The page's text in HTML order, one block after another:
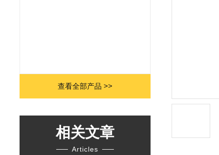
查看全部产品 >>
相关文章
Articles